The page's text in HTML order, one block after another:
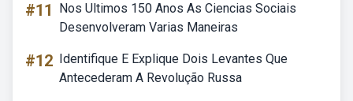
#11
Nos Ultimos 150 Anos As Ciencias Sociais
Desenvolveram Varias Maneiras
#12 Identifique E Explique Dois Levantes Que
Antecederam A Revolução Russa